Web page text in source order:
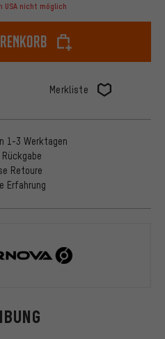
USA nicht möglich
Merkliste
1-3 Werktagen
Retoure
Erfahrung
Supernova